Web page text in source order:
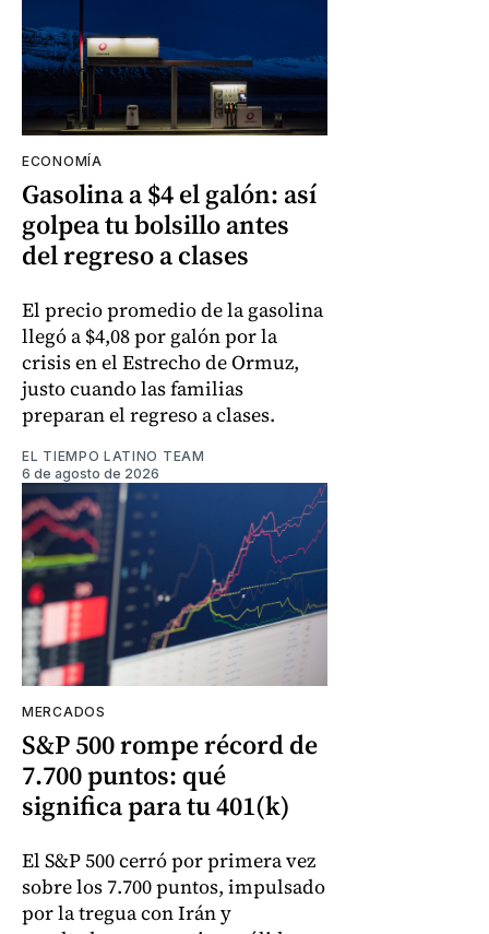
ECONOMÍA
Gasolina a $4 el galón: así
golpea tu bolsillo antes
del regreso a clases
El precio promedio de la gasolina
llegó a $4,08 por galón por la
crisis en el Estrecho de Ormuz,
justo cuando las familias
preparan el regreso a clases.
EL TIEMPO LATINO TEAM
6 de agosto de 2026
MERCADOS
S&P 500 rompe récord de
7.700 puntos: qué
significa para tu 401(k)
El S&P 500 cerró por primera vez
sobre los 7.700 puntos, impulsado
por la tregua con Irán y